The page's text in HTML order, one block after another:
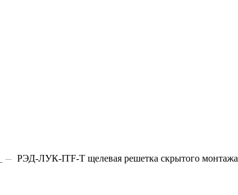
РЭД-ЛУК-ITF-Т щелевая решетка скрытого монтажа